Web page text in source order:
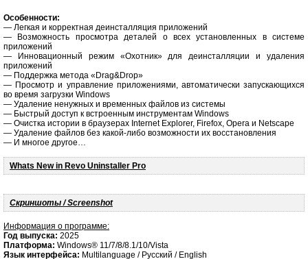
Особенности:
— Легкая и корректная деинсталляция приложений
— Возможность просмотра деталей о всех установленных в системе
приложений
— Инновационный режим «Охотник» для деинсталляции и удаления
приложений
— Поддержка метода «Drag&Drop»
— Просмотр и управление приложениями, автоматически запускающихся
во время загрузки Windows
— Удаление ненужных и временных файлов из системы
— Быстрый доступ к встроенным инструментам Windows
— Очистка истории в браузерах Internet Explorer, Firefox, Opera и Netscape
— Удаление файлов без какой-либо возможности их восстановления
— И многое другое…
Whats New in Revo Uninstaller Pro
Скриншоты / Screenshot
Информация о программе:
Год выпуска: 2025
Платформа: Windows® 11/7/8/8.1/10/Vista
Язык интерфейса: Multilanguage / Русский / English